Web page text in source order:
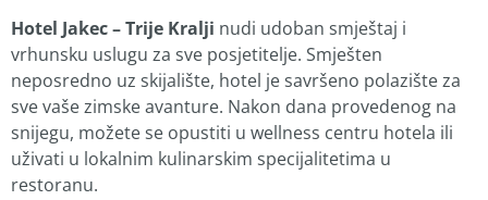
Hotel Jakec – Trije Kralji nudi udoban smještaj i
vrhunsku uslugu za sve posjetitelje. Smješten
neposredno uz skijalište, hotel je savršeno polazište za
sve vaše zimske avanture. Nakon dana provedenog na
snijegu, možete se opustiti u wellness centru hotela ili
uživati u lokalnim kulinarskim specijalitetima u
restoranu.